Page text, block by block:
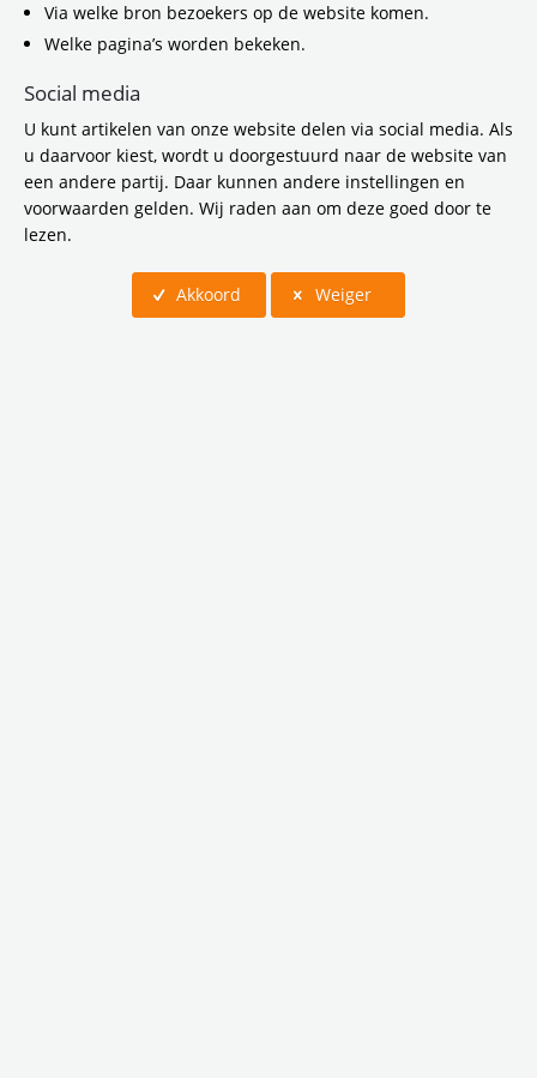
Vervoerregio CO2 Certificaat 2025 Niveau 5
Via welke bron bezoekers op de website komen.
Welke pagina’s worden bekeken.
Social media
U kunt artikelen van onze website delen via social media. Als
u daarvoor kiest, wordt u doorgestuurd naar de website van
een andere partij. Daar kunnen andere instellingen en
voorwaarden gelden. Wij raden aan om deze goed door te
lezen.
Akkoord Weiger